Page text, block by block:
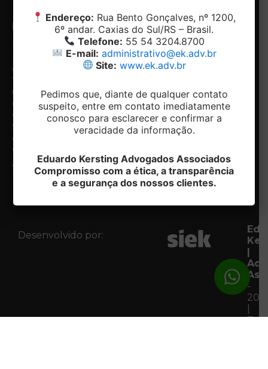
ENDEREÇO
Gonçalves,
1200, 5º e
6º andar -
Centro.
Caxias do
Sul/RS
CEP:
95020-412
Acessar
Mapa
CONTATO
Telefone:
+ 55 54-
3204.8700
contato@ek.adv.br
NAVEGAÇÃO
Home
Conheça
o
Nossos
diferenciais
Especialidades
Notícias
Contato
o DPO
REDES
SOCIAIS
Facebook
|
-
Desenvolvido por:
Endereço: Rua Bento Gonçalves, nº 1200,
6º andar. Caxias do Sul/RS – Brasil.
Telefone: 55 54 3204.8700
E-mail: administrativo@ek.adv.br
Site: www.ek.adv.br
Pedimos que, diante de qualquer contato
suspeito, entre em contato imediatamente
conosco para esclarecer e confirmar a
veracidade da informação.
Eduardo Kersting Advogados Associados
Compromisso com a ética, a transparência
e a segurança dos nossos clientes.